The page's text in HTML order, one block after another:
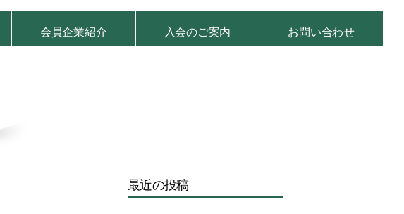
会員企業紹介 入会のご案内 お問い合わせ
最近の投稿